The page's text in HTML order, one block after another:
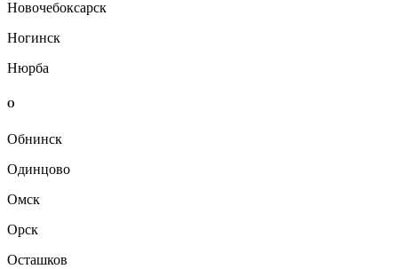
Новочебоксарск
Ногинск
Нюрба
О
Обнинск
Одинцово
Омск
Орск
Осташков